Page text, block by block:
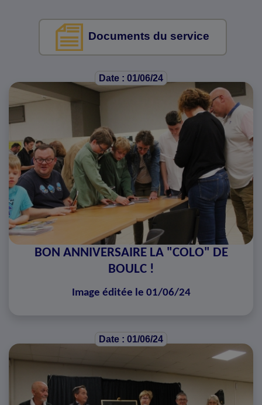
Documents du service
Date : 01/06/24
BON ANNIVERSAIRE LA "COLO" DE
BOULC !
Image éditée le 01/06/24
Date : 01/06/24